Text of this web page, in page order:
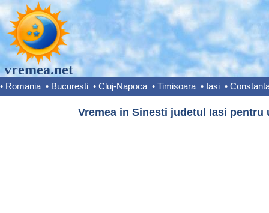
vremea.net
• Romania • Bucuresti • Cluj-Napoca • Timisoara • Iasi •
Vremea in Sinesti judetul Iasi pentru